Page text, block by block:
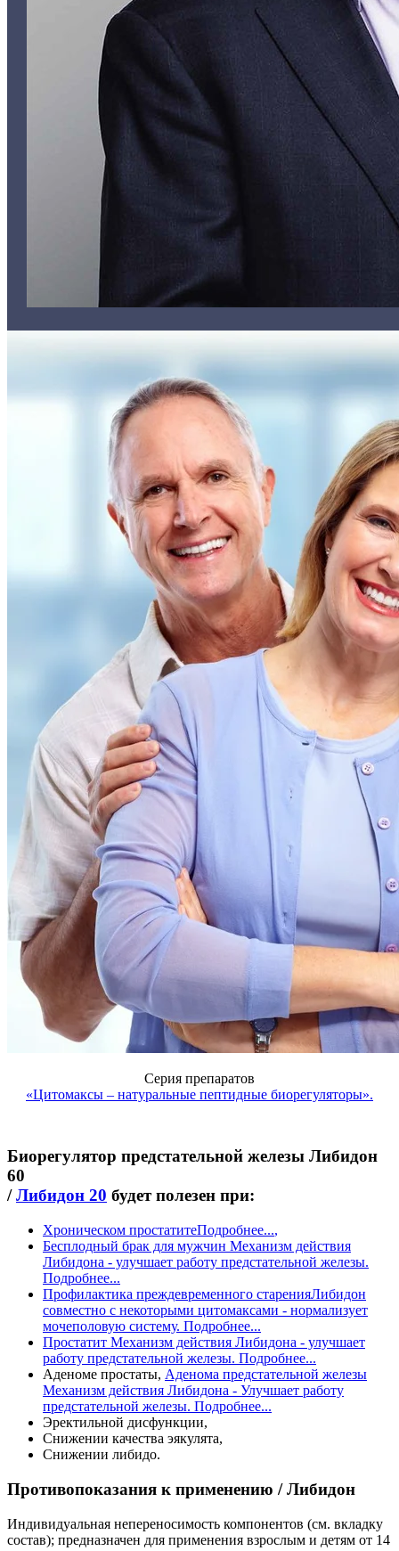
Серия препаратов
«Цитомаксы – натуральные пептидные биорегуляторы».
Биорегулятор предстательной железы Либидон
60
/Либидон 20 будет полезен при:
Хроническом простатитеПодробнее...,
Бесплодный брак для мужчин Механизм действия
Либидона - улучшает работу предстательной железы.
Подробнее...
Профилактика преждевременного старенияЛибидон
совместно с некоторыми цитомаксами - нормализует
мочеполовую систему. Подробнее...
Простатит Механизм действия Либидона - улучшает
работу предстательной железы. Подробнее...
Аденоме простаты, Аденома предстательной железы
Механизм действия Либидона - Улучшает работу
предстательной железы. Подробнее...
Эректильной дисфункции,
Снижении качества эякулята,
Снижении либидо.
Противопоказания к применению / Либидон
Индивидуальная непереносимость компонентов (см. вкладку
состав); предназначен для применения взрослым и детям от 14